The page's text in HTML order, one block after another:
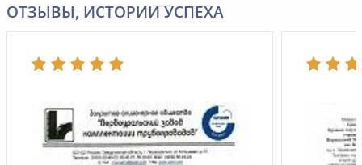
ОТЗЫВЫ, ИСТОРИИ УСПЕХА